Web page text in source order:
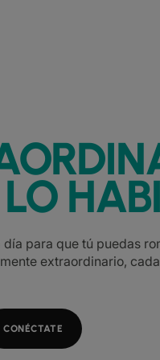
para que tú puedas
extraordinario,
CONÉCTATE